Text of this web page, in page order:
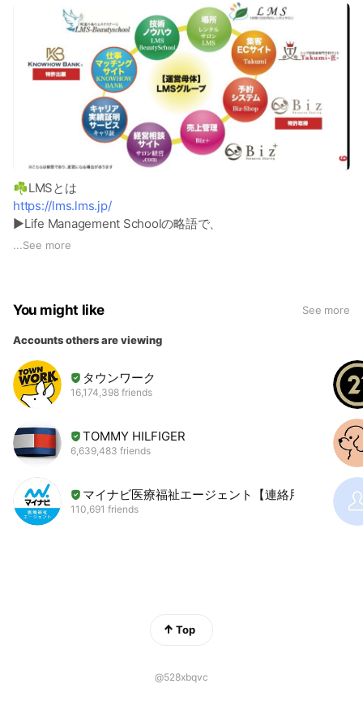
☘️LMSとは
https://lms.lms.jp/
▶︎Life Management Schoolの略語で、
「自身の生活や人生を、自分でやりくり出来る力を
▶︎業界最大級 美容専門レンタルサロン検索
▶︎全店舗 店舗担当者が在籍（気軽に質問いただけます。）
▶︎案内可能サロン 45店舗以上
▶︎北海道〜沖縄まで展開
▶︎利用者10,000人以上
anan、Ray、mina、CREA等
☘️LMSレンタルサロンの特徴②
▶︎レンタルサロンのみの使用も◎
▶︎ご希望の場合、開業や集客、運営の相談が可能です。
▶︎webサイト（年間１万円）プランなど、ツール支援も豊富で
...See more
You might like See more
Accounts others are viewing
タウンワーク
16,174,398 friends
TOMMY HILFIGER
6,639,483 friends
マイナビ医療福祉エージェント【連絡用】
110,691 friends
Top
@528xbqvc